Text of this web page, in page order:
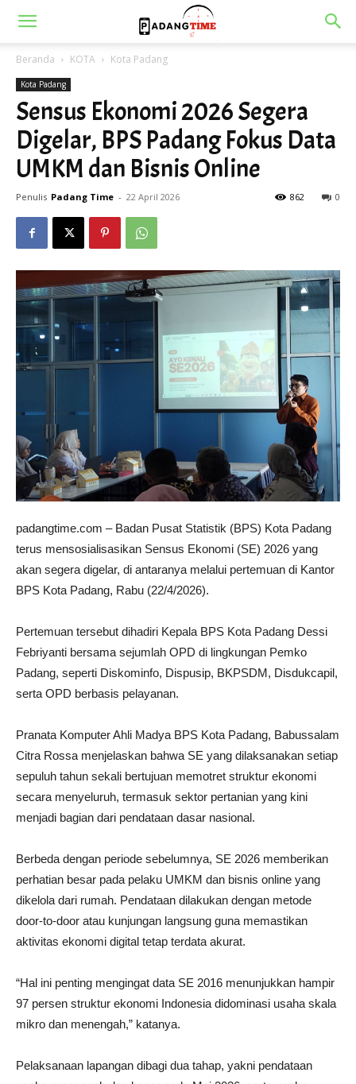
Beranda KOTA Kota Padang
Kota Padang
Sensus Ekonomi 2026 Segera
Digelar, BPS Padang Fokus Data
UMKM dan Bisnis Online
Penulis Padang Time - 22 April 2026 0
862
padangtime.com – Badan Pusat Statistik (BPS) Kota Padang
terus mensosialisasikan Sensus Ekonomi (SE) 2026 yang
akan segera digelar, di antaranya melalui pertemuan di Kantor
BPS Kota Padang, Rabu (22/4/2026).
Pertemuan tersebut dihadiri Kepala BPS Kota Padang Dessi
Febriyanti bersama sejumlah OPD di lingkungan Pemko
Padang, seperti Diskominfo, Dispusip, BKPSDM, Disdukcapil,
serta OPD berbasis pelayanan.
Pranata Komputer Ahli Madya BPS Kota Padang, Babussalam
Citra Rossa menjelaskan bahwa SE yang dilaksanakan setiap
sepuluh tahun sekali bertujuan memotret struktur ekonomi
secara menyeluruh, termasuk sektor pertanian yang kini
menjadi bagian dari pendataan dasar nasional.
Berbeda dengan periode sebelumnya, SE 2026 memberikan
perhatian besar pada pelaku UMKM dan bisnis online yang
dikelola dari rumah. Pendataan dilakukan dengan metode
door-to-door atau kunjungan langsung guna memastikan
aktivitas ekonomi digital tetap terdata akurat.
“Hal ini penting mengingat data SE 2016 menunjukkan hampir
97 persen struktur ekonomi Indonesia didominasi usaha skala
mikro dan menengah,” katanya.
Pelaksanaan lapangan dibagi dua tahap, yakni pendataan